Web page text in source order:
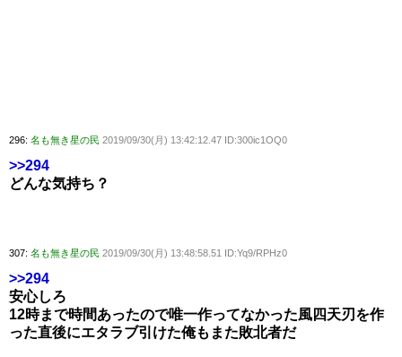
296: 名も無き星の民 2019/09/30(月) 13:42:12.47 ID:300ic1OQ0
>>294
どんな気持ち？
307: 名も無き星の民 2019/09/30(月) 13:48:58.51 ID:Yq9/RPHz0
>>294
安心しろ
12時まで時間あったので唯一作ってなかった風四天刃を作
った直後にエタラブ引けた俺もまた敗北者だ